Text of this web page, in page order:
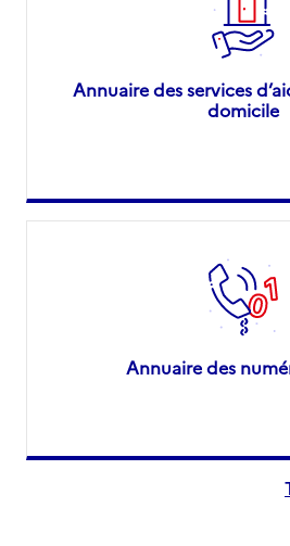
Annuaire des services
domicile
Annuaire des